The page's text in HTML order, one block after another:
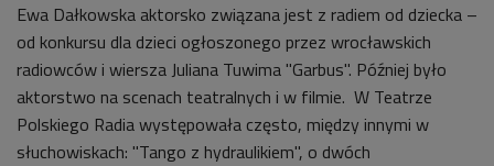
Ewa Dałkowska aktorsko związana jest z radiem od dziecka –
od konkursu dla dzieci ogłoszonego przez wrocławskich
radiowców i wiersza Juliana Tuwima "Garbus". Później było
aktorstwo na scenach teatralnych i w filmie. W Teatrze
Polskiego Radia występowała często, między innymi w
słuchowiskach: "Tango z hydraulikiem", o dwóch